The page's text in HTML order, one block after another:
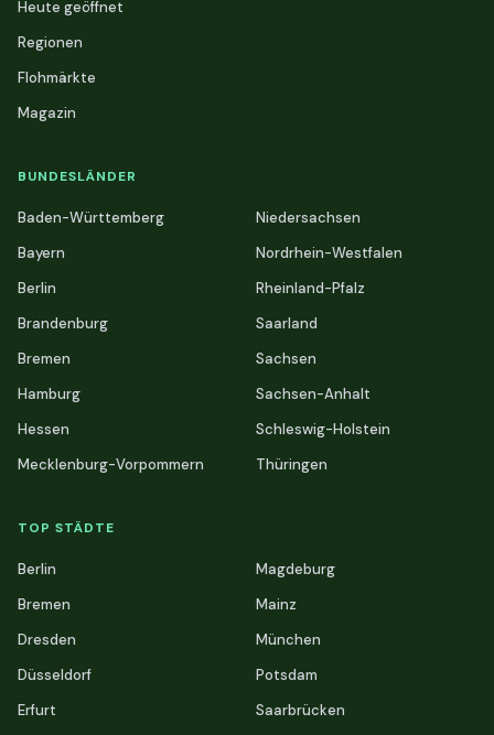
Heute geöffnet
Regionen
Flohmärkte
Magazin
BUNDESLÄNDER
Baden-Württemberg
Bayern
Berlin
Brandenburg
Bremen
Hamburg
Hessen
Mecklenburg-Vorpommern
Niedersachsen
Nordrhein-Westfalen
Rheinland-Pfalz
Saarland
Sachsen
Sachsen-Anhalt
Schleswig-Holstein
Thüringen
TOP STÄDTE
Berlin
Bremen
Dresden
Düsseldorf
Erfurt
Magdeburg
Mainz
München
Potsdam
Saarbrücken